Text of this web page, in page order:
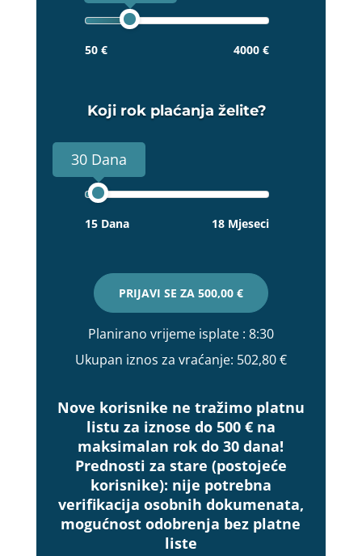
50 € 4000 €
Koji rok plaćanja želite?
30 Dana
15 Dana 18 Mjeseci
PRIJAVI SE ZA 500,00 €
Planirano vrijeme isplate : 8:30
Ukupan iznos za vraćanje: 502,80 €
Nove korisnike ne tražimo platnu
listu za iznose do 500 € na
maksimalan rok do 30 dana!
Prednosti za stare (postojeće
korisnike): nije potrebna
verifikacija osobnih dokumenata,
mogućnost odobrenja bez platne
liste